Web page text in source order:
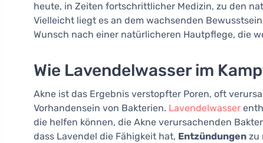
heute, in Zeiten fortschrittlicher Medizin, zu den
Vielleicht liegt es an dem wachsenden
Wunsch nach einer natürlicheren Hautpflege, die
Wie Lavendelwasser im
Akne ist das Ergebnis verstopfter Poren, oft
Vorhandensein von Bakterien. Lavendelwasser
die helfen können, die Akne verursachenden
dass Lavendel die Fähigkeit hat, Entzündungen zu